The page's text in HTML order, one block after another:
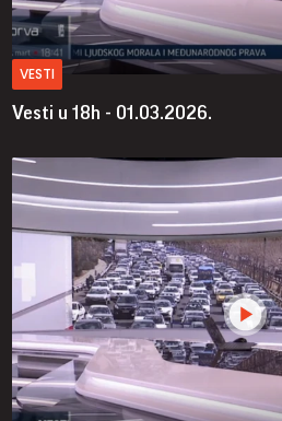
VESTI
Vesti u 18h - 01.03.2026.